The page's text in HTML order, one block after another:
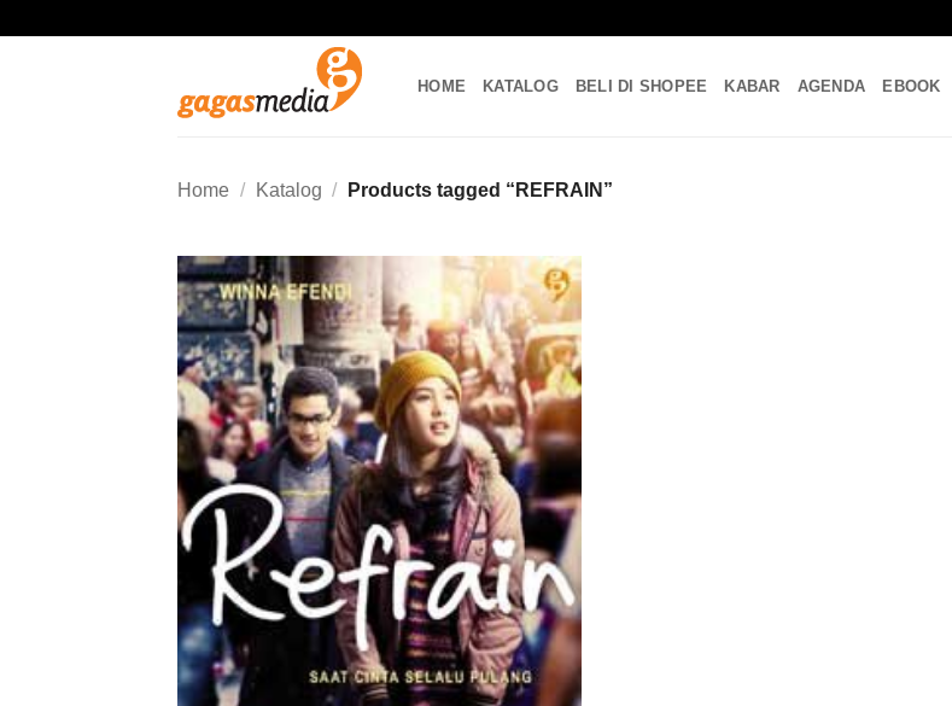
HOME KATALOG BELI DI SHOPEE KABAR AGENDA EBOOK
Home / Katalog / Products tagged “REFRAIN”